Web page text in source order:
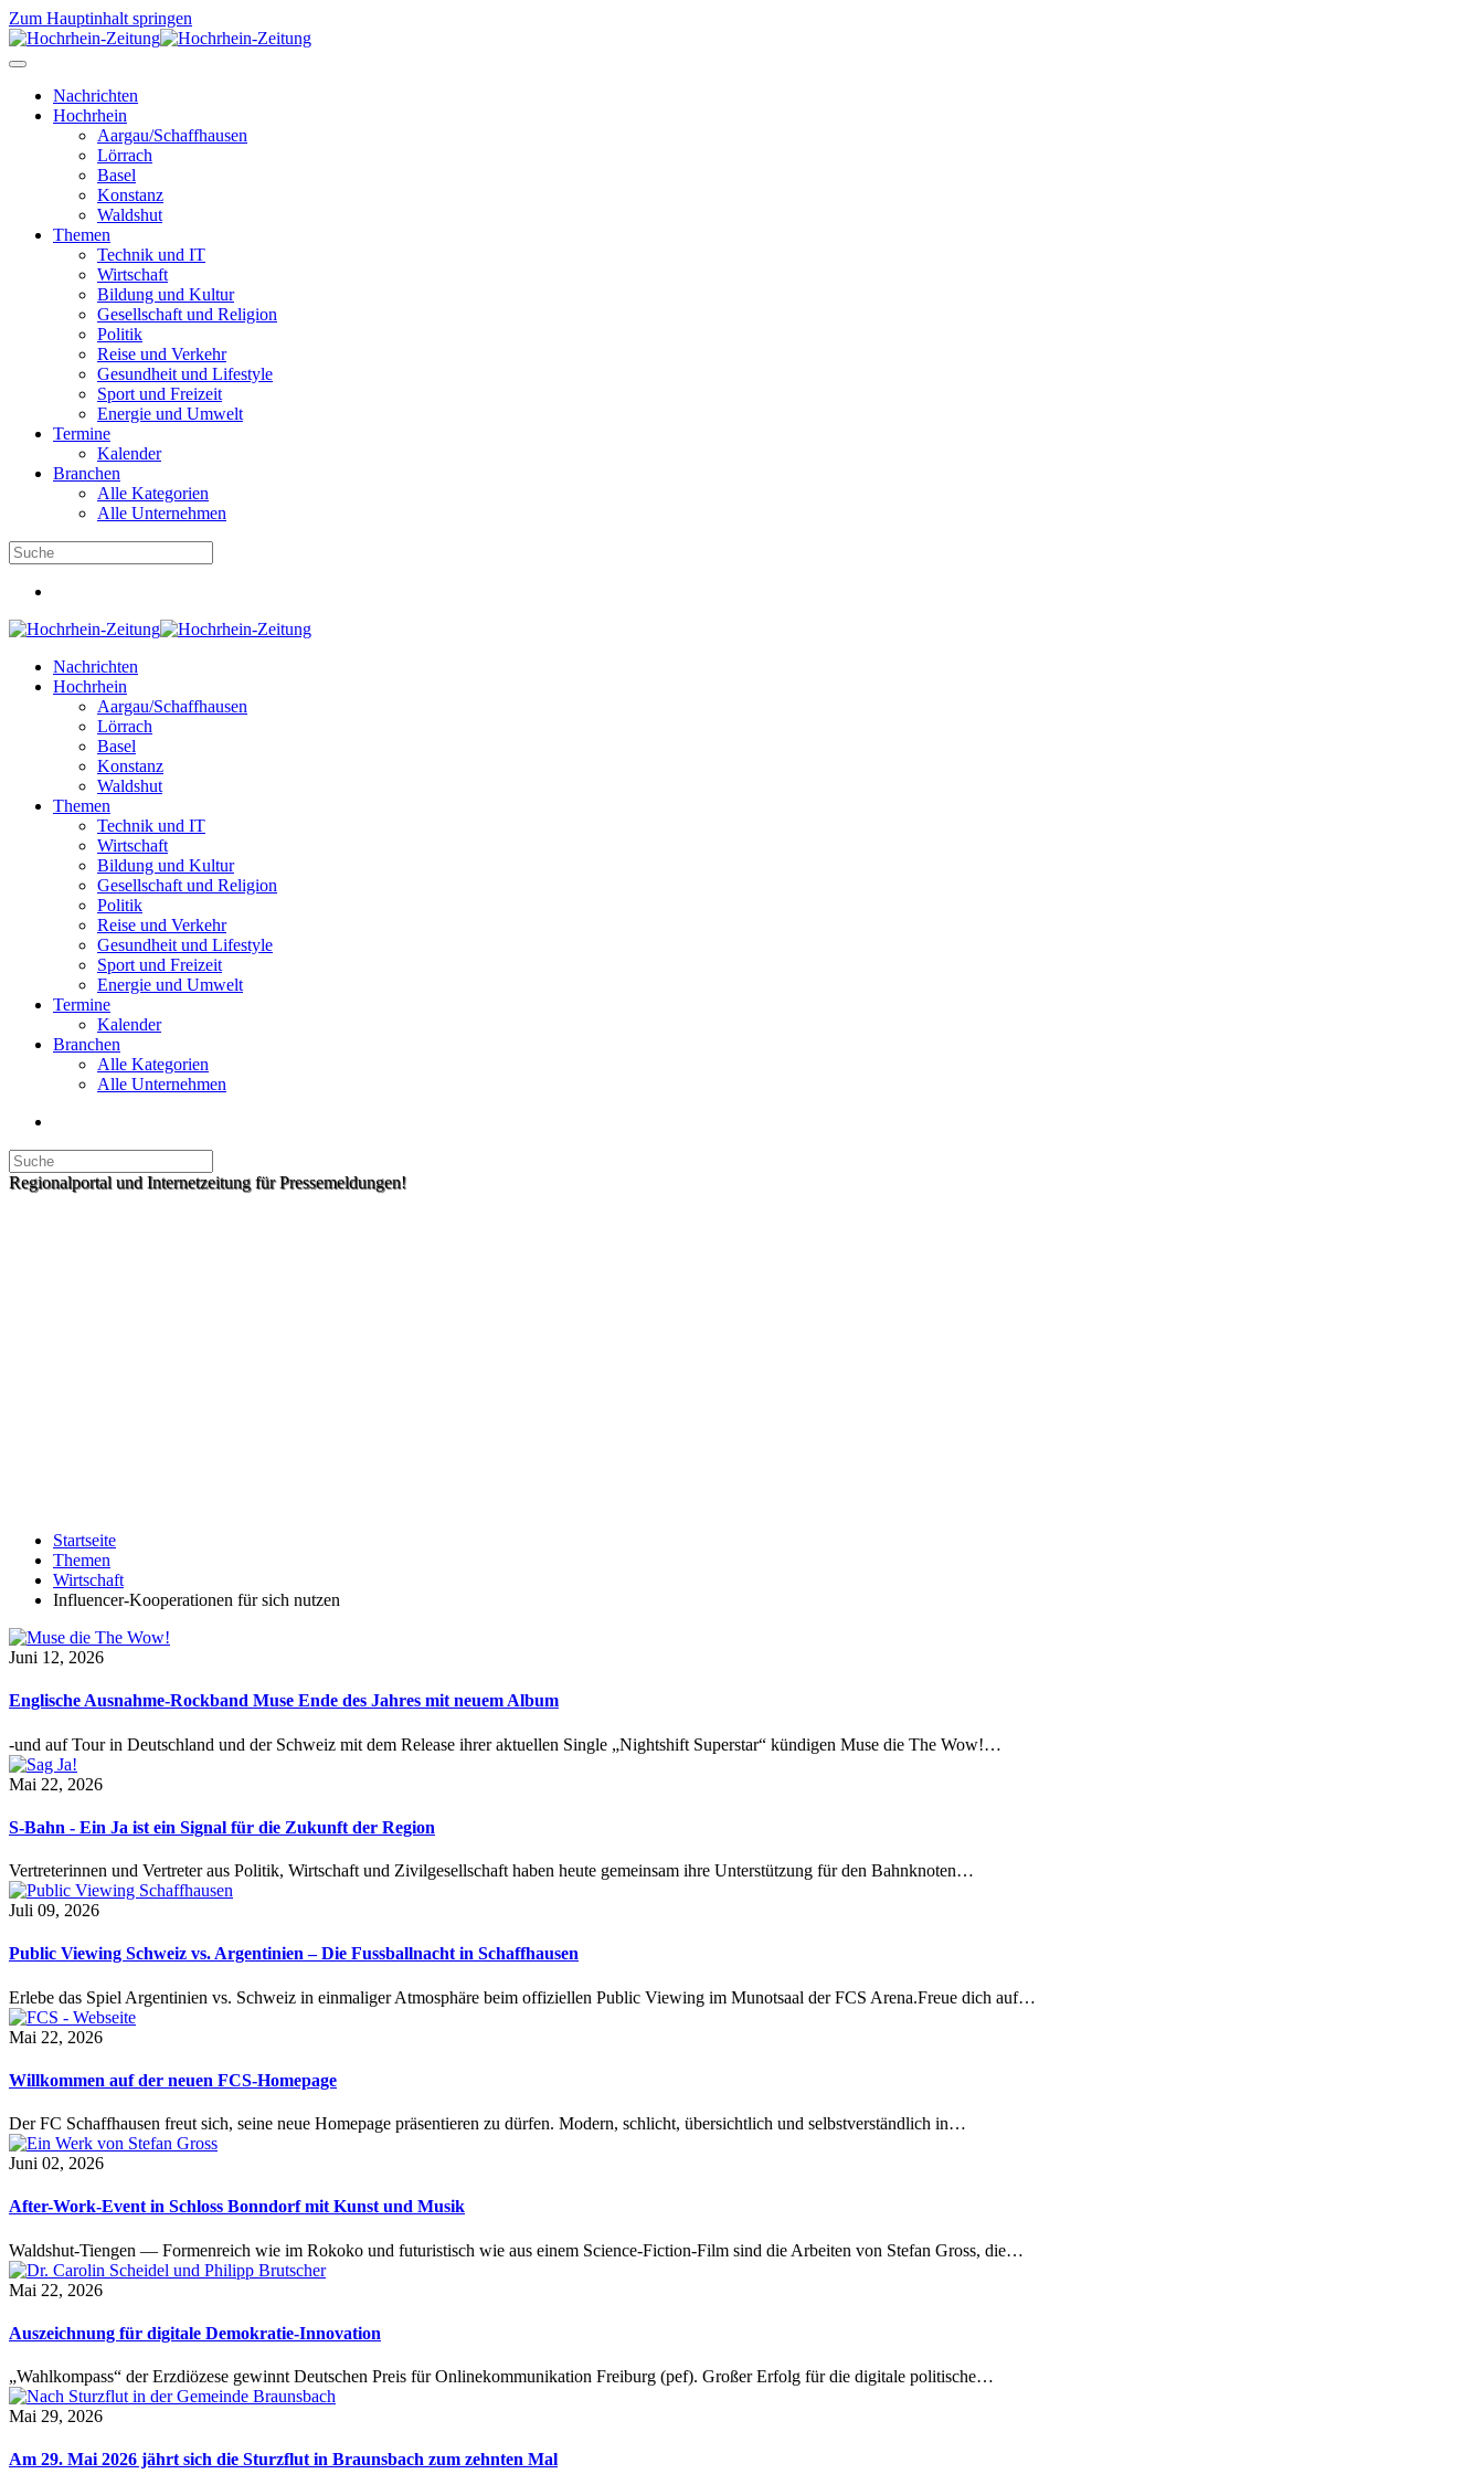
Zum Hauptinhalt springen
Nachrichten
Hochrhein
Aargau/Schaffhausen
Lörrach
Basel
Konstanz
Waldshut
Themen
Technik und IT
Wirtschaft
Bildung und Kultur
Gesellschaft und Religion
Politik
Reise und Verkehr
Gesundheit und Lifestyle
Sport und Freizeit
Energie und Umwelt
Termine
Kalender
Branchen
Alle Kategorien
Alle Unternehmen
Nachrichten
Hochrhein
Aargau/Schaffhausen
Lörrach
Basel
Konstanz
Waldshut
Themen
Technik und IT
Wirtschaft
Bildung und Kultur
Gesellschaft und Religion
Politik
Reise und Verkehr
Gesundheit und Lifestyle
Sport und Freizeit
Energie und Umwelt
Termine
Kalender
Branchen
Alle Kategorien
Alle Unternehmen
Regionalportal und Internetzeitung für Pressemeldungen!
Startseite
Themen
Wirtschaft
Influencer-Kooperationen für sich nutzen
Juni 12, 2026
Englische Ausnahme-Rockband Muse Ende des Jahres mit neuem Album
-und auf Tour in Deutschland und der Schweiz mit dem Release ihrer aktuellen Single „Nightshift Superstar“ kündigen Muse die The Wow!…
Mai 22, 2026
S-Bahn - Ein Ja ist ein Signal für die Zukunft der Region
Vertreterinnen und Vertreter aus Politik, Wirtschaft und Zivilgesellschaft haben heute gemeinsam ihre Unterstützung für den Bahnknoten…
Juli 09, 2026
Public Viewing Schweiz vs. Argentinien – Die Fussballnacht in Schaffhausen
Erlebe das Spiel Argentinien vs. Schweiz in einmaliger Atmosphäre beim offiziellen Public Viewing im Munotsaal der FCS Arena.Freue dich auf…
Mai 22, 2026
Willkommen auf der neuen FCS-Homepage
Der FC Schaffhausen freut sich, seine neue Homepage präsentieren zu dürfen. Modern, schlicht, übersichtlich und selbstverständlich in…
Juni 02, 2026
After-Work-Event in Schloss Bonndorf mit Kunst und Musik
Waldshut-Tiengen — Formenreich wie im Rokoko und futuristisch wie aus einem Science-Fiction-Film sind die Arbeiten von Stefan Gross, die…
Mai 22, 2026
Auszeichnung für digitale Demokratie-Innovation
„Wahlkompass“ der Erzdiözese gewinnt Deutschen Preis für Onlinekommunikation Freiburg (pef). Großer Erfolg für die digitale politische…
Mai 29, 2026
Am 29. Mai 2026 jährt sich die Sturzflut in Braunsbach zum zehnten Mal